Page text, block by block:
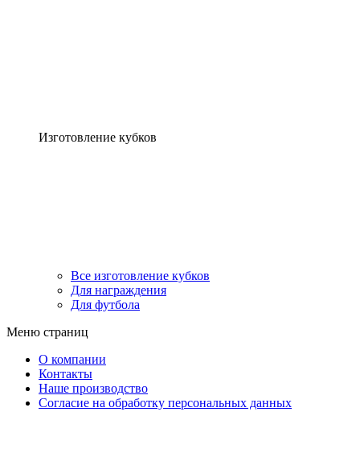
Изготовление кубков
Все изготовление кубков
Для награждения
Для футбола
Меню страниц
О компании
Контакты
Наше производство
Согласие на обработку персональных данных